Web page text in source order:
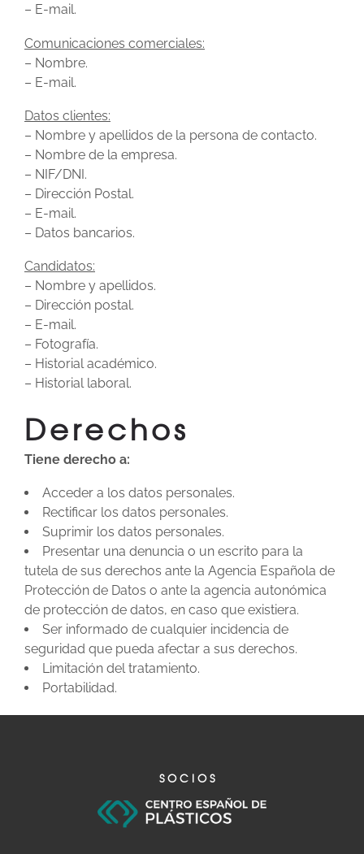
– E-mail.
Comunicaciones comerciales:
– Nombre.
– E-mail.
Datos clientes:
– Nombre y apellidos de la persona de contacto.
– Nombre de la empresa.
– NIF/DNI.
– Dirección Postal.
– E-mail.
– Datos bancarios.
Candidatos:
– Nombre y apellidos.
– Dirección postal.
– E-mail.
– Fotografía.
– Historial académico.
– Historial laboral.
Derechos
Tiene derecho a:
Acceder a los datos personales.
Rectificar los datos personales.
Suprimir los datos personales.
Presentar una denuncia o un escrito para la
tutela de sus derechos ante la Agencia Española de
Protección de Datos o ante la agencia autonómica
de protección de datos, en caso que existiera.
Ser informado de cualquier incidencia de
seguridad que pueda afectar a sus derechos.
Limitación del tratamiento.
Portabilidad.
SOCIOS